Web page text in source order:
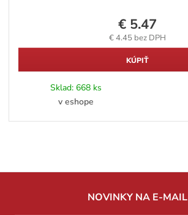
€ 5.47
€ 4.45 bez DPH
KÚPIŤ
Sklad: 668 ks
v eshope
NOVINKY NA E-MAIL